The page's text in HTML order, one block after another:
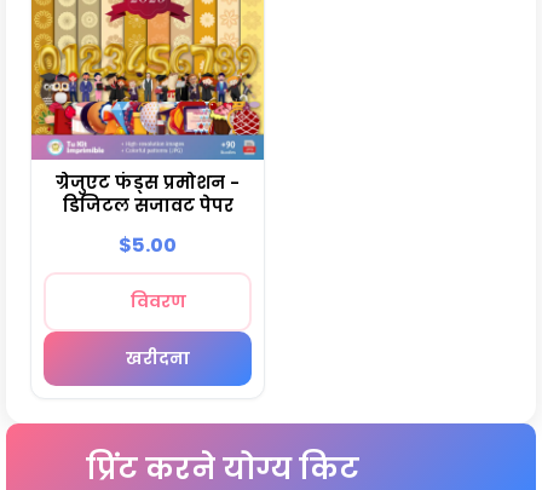
ग्रेजुएट फंड्स प्रमोशन -
डिजिटल सजावट पेपर
$5.00
विवरण
खरीदना
प्रिंट करने योग्य किट